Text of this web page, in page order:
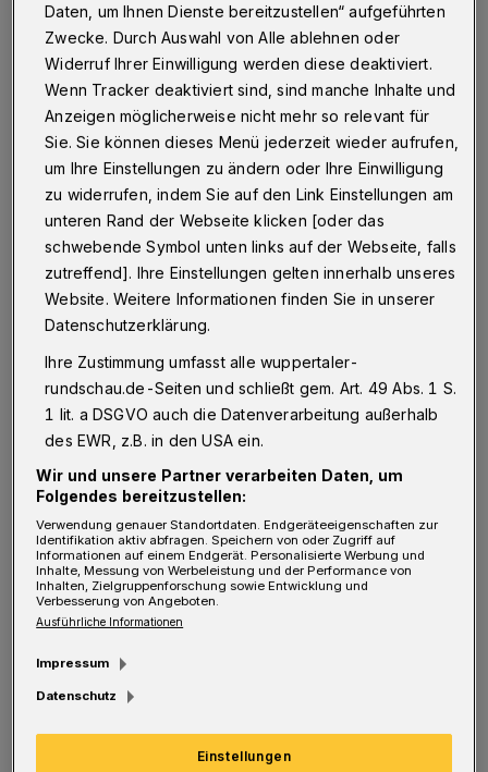
I n Anbetracht von Corona, das sei
eingeräumt, sind die sozialen, direkten
Kontakte der Bürger zu Politik und Verwaltung
belastet.
Muss deshalb die Bitte zu einem Gespräch
mit unserem Oberbürgermeister zur Lösung
von bereits im Dezember 2020 angekündigten
Problemen in ein kompliziertes Verfahren der
Voranhörung münden? Oder sind diese
Themen unserem Oberbürgermeister zu
profan?
Wir Bürgervereine kennen dies seit Jahren mit
den Vorgängern im Oberbürgermeisteramt
anders. Kurz und bündig auf Augenhöhe. Auch
wenn der neue Oberbürgermeister die
Bürgervereine als „die Speerspitze der
bedarf dies zu akuten Fällen ausbaubare
Daten, um Ihnen Dienste bereitzustellen“ aufgeführten
Zwecke. Durch Auswahl von Alle ablehnen oder
Widerruf Ihrer Einwilligung werden diese deaktiviert.
Wenn Tracker deaktiviert sind, sind manche Inhalte und
Anzeigen möglicherweise nicht mehr so relevant für
Sie. Sie können dieses Menü jederzeit wieder aufrufen,
um Ihre Einstellungen zu ändern oder Ihre Einwilligung
zu widerrufen, indem Sie auf den Link Einstellungen am
unteren Rand der Webseite klicken [oder das
schwebende Symbol unten links auf der Webseite, falls
zutreffend]. Ihre Einstellungen gelten innerhalb unseres
Website. Weitere Informationen finden Sie in unserer
Datenschutzerklärung.
Ihre Zustimmung umfasst alle wuppertaler-
rundschau.de-Seiten und schließt gem. Art. 49 Abs. 1 S.
1 lit. a DSGVO auch die Datenverarbeitung außerhalb
des EWR, z.B. in den USA ein.
Wir und unsere Partner verarbeiten Daten, um
Folgendes bereitzustellen:
Verwendung genauer Standortdaten. Endgeräteeigenschaften zur
Identifikation aktiv abfragen. Speichern von oder Zugriff auf
Informationen auf einem Endgerät. Personalisierte Werbung und
Inhalte, Messung von Werbeleistung und der Performance von
Inhalten, Zielgruppenforschung sowie Entwicklung und
Verbesserung von Angeboten.
Ausführliche Informationen
Impressum
Datenschutz
Einstellungen